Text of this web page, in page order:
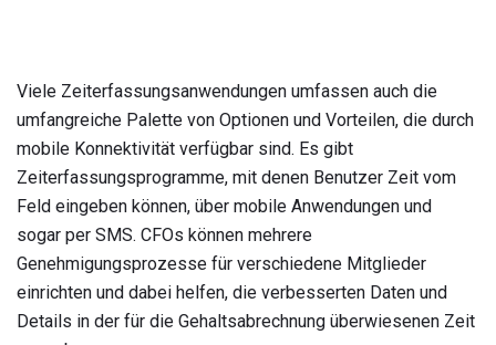
Viele Zeiterfassungsanwendungen umfassen auch die
umfangreiche Palette von Optionen und Vorteilen, die durch
mobile Konnektivität verfügbar sind. Es gibt
Zeiterfassungsprogramme, mit denen Benutzer Zeit vom
Feld eingeben können, über mobile Anwendungen und
sogar per SMS. CFOs können mehrere
Genehmigungsprozesse für verschiedene Mitglieder
einrichten und dabei helfen, die verbesserten Daten und
Details in der für die Gehaltsabrechnung überwiesenen Zeit